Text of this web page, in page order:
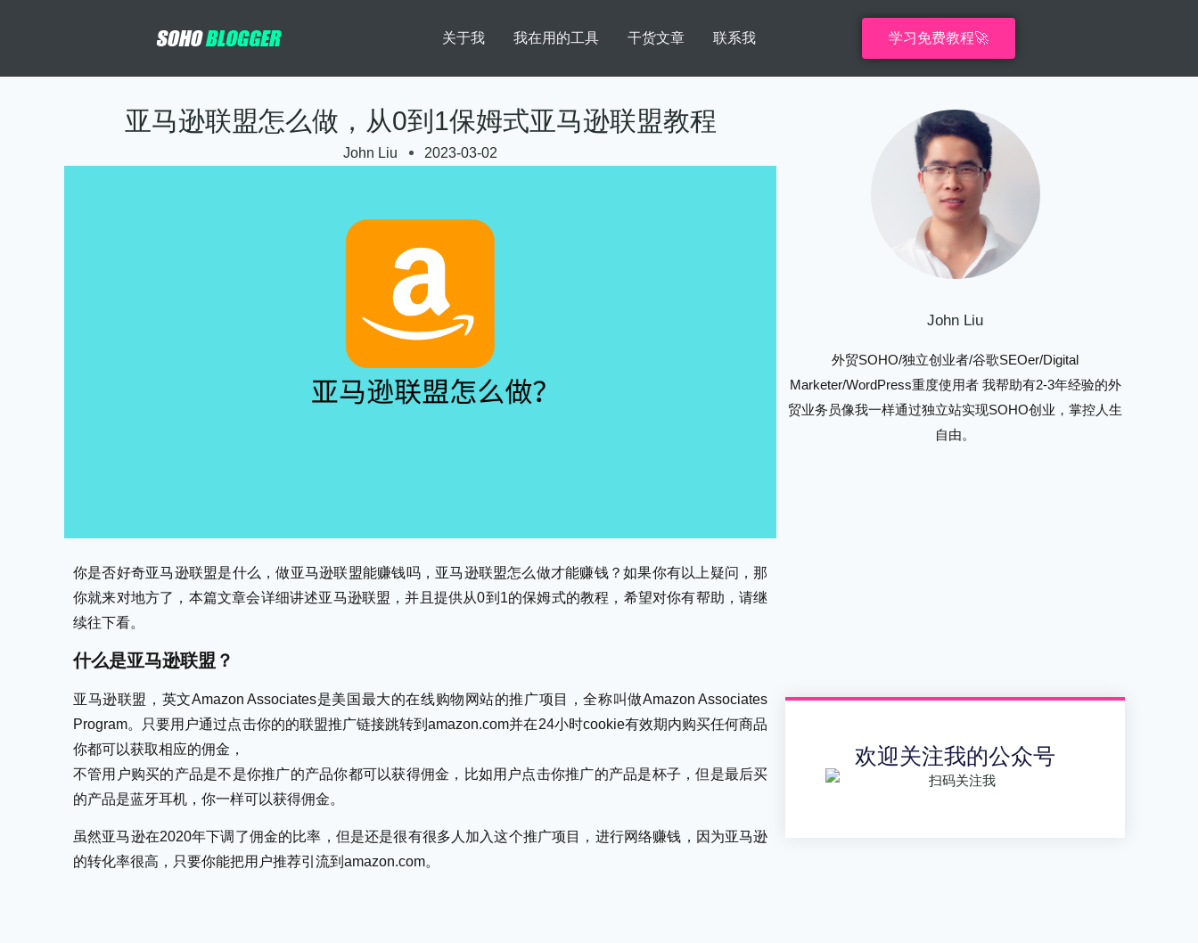
关于我 我在用的工具 干货文章 联系我 学习免费教程🚀
亚马逊联盟怎么做，从0到1保姆式亚马逊联盟教程
John Liu 2023-03-02
你是否好奇亚马逊联盟是什么，做亚马逊联盟能赚钱吗，亚马逊联盟怎么做才能赚钱？如果你有以上疑问，那
你就来对地方了，本篇文章会详细讲述亚马逊联盟，并且提供从0到1的保姆式的教程，希望对你有帮助，请继
续往下看。
什么是亚马逊联盟？
亚马逊联盟，英文Amazon Associates是美国最大的在线购物网站的推广项目，全称叫做Amazon Associates
Program。只要用户通过点击你的的联盟推广链接跳转到amazon.com并在24小时cookie有效期内购买任何商品
你都可以获取相应的佣金，
不管用户购买的产品是不是你推广的产品你都可以获得佣金，比如用户点击你推广的产品是杯子，但是最后买
的产品是蓝牙耳机，你一样可以获得佣金。
虽然亚马逊在2020年下调了佣金的比率，但是还是很有很多人加入这个推广项目，进行网络赚钱，因为亚马逊
的转化率很高，只要你能把用户推荐引流到amazon.com。
John Liu
外贸SOHO/独立创业者/谷歌SEOer/Digital
Marketer/WordPress重度使用者 我帮助有2-3年经验的外
贸业务员像我一样通过独立站实现SOHO创业，掌控人生
自由。
欢迎关注我的公众号